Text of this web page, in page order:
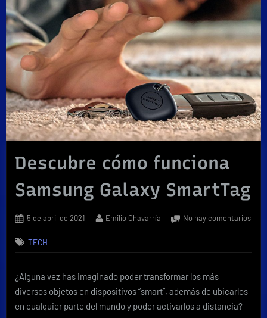
Descubre cómo funciona
Samsung Galaxy SmartTag
Posted
5 de abril de 2021 By
Emilio Chavarría No hay comentariosen
TECH
¿Alguna vez has imaginado poder transformar los más
diversos objetos en dispositivos “smart”, además de ubicarlos
en cualquier parte del mundo y poder activarlos a distancia?